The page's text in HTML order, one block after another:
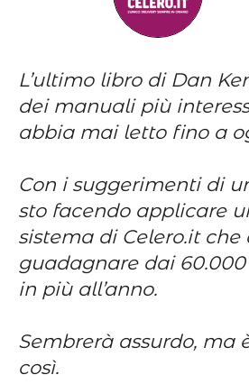
L’ultimo libro di Dan
dei manuali più
abbia mai letto fino a
Con i suggerimenti di
sto facendo applicare
sistema di Celero.it che
guadagnare dai
in più all’anno.
Sembrerà assurdo, ma
così.